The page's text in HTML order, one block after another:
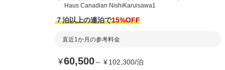
Haus Canadian NishiKaruisawa1
７泊以上の連泊で15%OFF
直近1か月の参考料金
¥60,500～ ¥102,300/泊